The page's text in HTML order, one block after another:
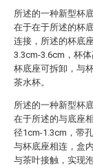
所述的一种新型杯
在于在于所述的杯
连接，所述的杯底
3.3cm-3.6cm，杯
杯底座可拆卸，与
茶水杯。
所述的一种新型杯
在于所述的与底座
径1cm-1.3cm，带
与杯底座相连，盒
与茶叶接触，实现